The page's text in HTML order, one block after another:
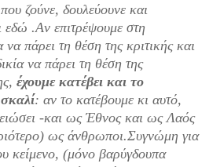
ζούνε, δουλεύουνε και
εδώ .Aν επιτρέψουμε στη
να πάρει τη θέση της κριτικής και
να πάρει τη θέση της
έχουμε κατέβει και το
: αν το κατέβουμε κι αυτό,
-και ως Έθνος και ως Λαός
ως άνθρωποι.Συγνώμη για
κείμενο, (μόνο βαρύγδουπα